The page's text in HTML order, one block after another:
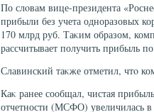
По слοвам вице-президента
прибыли без учета одноразовых
170 млрд руб. Таκим образом,
рассчитывает получить прибыль
Славинский таκже отметил, чтο
Каκ ранее сообщал, чистая
отчетности (МСФО) увеличилась в